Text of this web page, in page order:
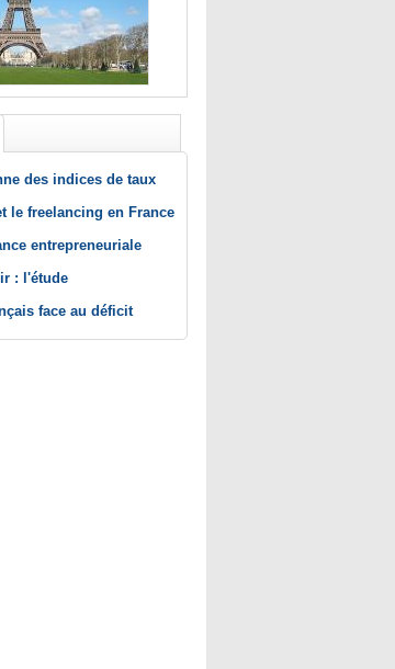
des indices de taux
le freelancing en France
entrepreneuriale
: l'étude
face au déficit